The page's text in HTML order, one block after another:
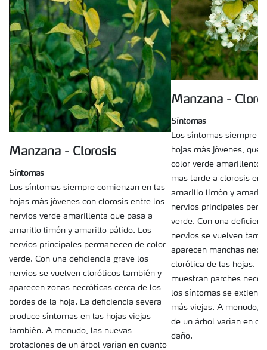
Manzana - Clorosis
Síntomas
Los síntomas siempre comienzan en las
hojas más jóvenes con clorosis entre los
nervios verde amarillenta que pasa a
amarillo limón y amarillo pálido. Los
nervios principales permanecen de color
verde. Con una deficiencia grave los
nervios se vuelven cloróticos también y
aparecen zonas necróticas cerca de los
bordes de la hoja. La deficiencia severa
produce síntomas en las hojas viejas
también. A menudo, las nuevas
brotaciones de un árbol varían en cuanto
Manzana -
Síntomas
Los síntomas siempre
hojas más jóvenes, que
color verde amarillento
mas tarde a clorosis
amarillo limón y
nervios principales
verde. Con una
nervios se vuelven
aparecen manchas
clorótica de las hojas.
muestran parches
los síntomas se
más viejas. A menudo,
de un árbol varían en
daño.